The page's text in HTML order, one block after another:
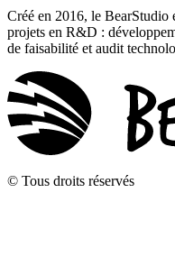
Créé en 2016, le BearStudio
projets en R&D :
de faisabilité et audit
© Tous droits réservés